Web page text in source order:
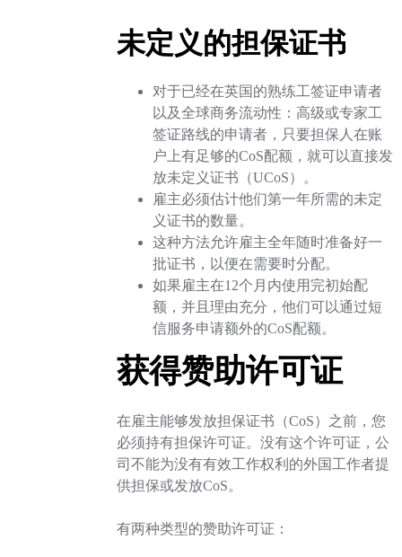
未定义的担保证书
对于已经在英国的熟练工签证申请者
以及全球商务流动性：高级或专家工
签证路线的申请者，只要担保人在账
户上有足够的CoS配额，就可以直接发
放未定义证书（UCoS）。
雇主必须估计他们第一年所需的未定
义证书的数量。
这种方法允许雇主全年随时准备好一
批证书，以便在需要时分配。
如果雇主在12个月内使用完初始配
额，并且理由充分，他们可以通过短
信服务申请额外的CoS配额。
获得赞助许可证
在雇主能够发放担保证书（CoS）之前，您
必须持有担保许可证。没有这个许可证，公
司不能为没有有效工作权利的外国工作者提
供担保或发放CoS。
有两种类型的赞助许可证：